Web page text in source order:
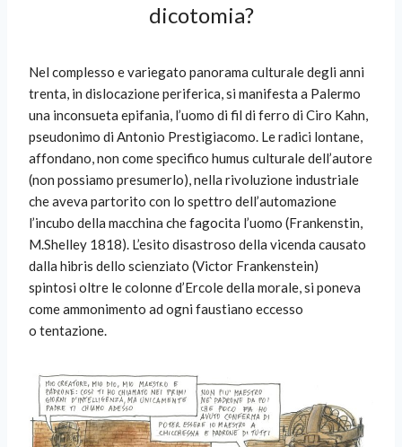
dicotomia?
Nel complesso e variegato panorama culturale degli anni
trenta, in dislocazione periferica, si manifesta a Palermo
una inconsueta epifania, l’uomo di fil di ferro di Ciro Kahn,
pseudonimo di Antonio Prestigiacomo. Le radici lontane,
affondano, non come specifico humus culturale dell’autore
(non possiamo presumerlo), nella rivoluzione industriale
che aveva partorito con lo spettro dell’automazione
l’incubo della macchina che fagocita l’uomo (Frankenstin,
M.Shelley 1818). L’esito disastroso della vicenda causato
dalla hibris dello scienziato (Victor Frankenstein)
spintosi oltre le colonne d’Ercole della morale, si poneva
come ammonimento ad ogni faustiano eccesso
o tentazione.